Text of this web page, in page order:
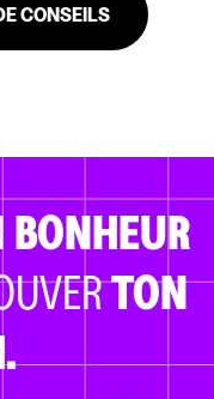
CONSEILS
BONHEUR
TON